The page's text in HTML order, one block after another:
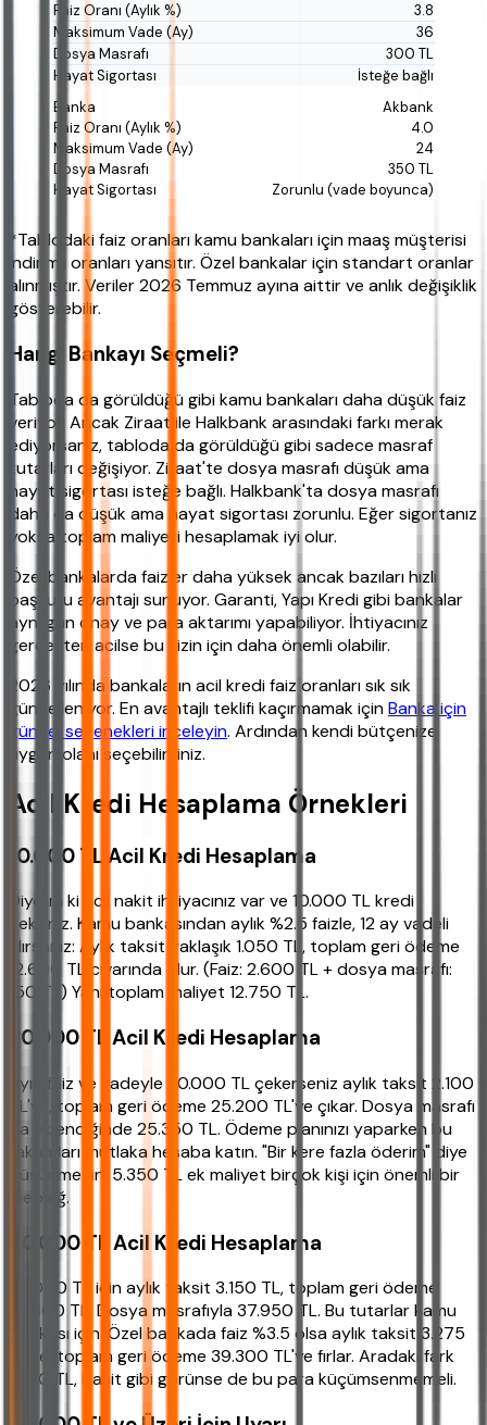
3.8
36
300 TL
İsteğe bağlı
Akbank
4.0
24
350 TL
Zorunlu (vade boyunca)
*Tablodaki faiz oranları kamu bankaları için maaş müşterisi
indirimli oranları yansıtır. Özel bankalar için standart oranlar
alınmıştır. Veriler 2026 Temmuz ayına aittir ve anlık değişiklik
gösterebilir.
Hangi Bankayı Seçmeli?
Tabloda da görüldüğü gibi kamu bankaları daha düşük faiz
veriyor. Ancak Ziraat ile Halkbank arasındaki farkı merak
ediyorsanız, tabloda da görüldüğü gibi sadece masraf
tutarları değişiyor. Ziraat'te dosya masrafı düşük ama
hayat sigortası isteğe bağlı. Halkbank'ta dosya masrafı
daha da düşük ama hayat sigortası zorunlu. Eğer sigortanız
yoksa toplam maliyeti hesaplamak iyi olur.
Özel bankalarda faizler daha yüksek ancak bazıları hızlı
başvuru avantajı sunuyor. Garanti, Yapı Kredi gibi bankalar
aynı gün onay ve para aktarımı yapabiliyor. İhtiyacınız
gerçekten acilse bu sizin için daha önemli olabilir.
2026 yılında bankaların acil kredi faiz oranları sık sık
güncelleniyor. En avantajlı teklifi kaçırmamak içinBanka için
güncel seçenekleri inceleyin. Ardından kendi bütçenize
uygun olanı seçebilirsiniz.
Acil Kredi Hesaplama Örnekleri
10.000 TL Acil Kredi Hesaplama
Diyelim ki acil nakit ihtiyacınız var ve 10.000 TL kredi
çektiniz. Kamu bankasından aylık %2.5 faizle, 12 ay vadeli
alırsanız: Aylık taksit yaklaşık 1.050 TL, toplam geri ödeme
12.600 TL civarında olur. (Faiz: 2.600 TL + dosya masrafı:
150 TL) Yani toplam maliyet 12.750 TL.
20.000 TL Acil Kredi Hesaplama
Aynı faiz ve vadeyle 20.000 TL çekerseniz aylık taksit 2.100
TL'ye, toplam geri ödeme 25.200 TL'ye çıkar. Dosya masrafı
da eklendiğinde 25.350 TL. Ödeme planınızı yaparken bu
rakamları mutlaka hesaba katın. "Bir kere fazla öderim" diye
düşünmeyin; 5.350 TL ek maliyet birçok kişi için önemli bir
meblağ.
30.000 TL Acil Kredi Hesaplama
30.000 TL için aylık taksit 3.150 TL, toplam geri ödeme
37.800 TL. Dosya masrafıyla 37.950 TL. Bu tutarlar kamu
bankası için. Özel bankada faiz %3.5 olsa aylık taksit 3.275
TL'ye, toplam geri ödeme 39.300 TL'ye fırlar. Aradaki fark
1.350 TL, basit gibi görünse de bu para küçümsenmemeli.